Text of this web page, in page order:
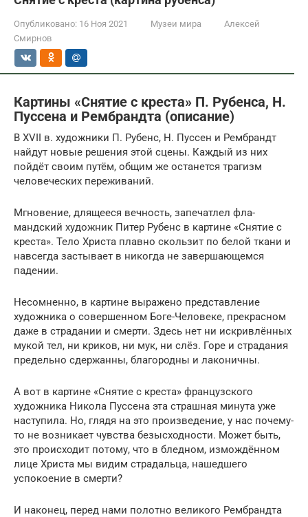
Опубликовано: 16 Ноя 2021 Музеи мира
Алексей
Смирнов
Картины «Снятие с креста» П. Рубенса, Н.
Пуссена и Рембрандта (описание)
В XVII в. художники П. Рубенс, Н. Пуссен и Рем­брандт
найдут новые решения этой сцены. Каждый из них
пойдёт своим путём, общим же останется трагизм
человеческих переживаний.
Мгновение, длящееся вечность, запечатлел фла­
мандский художник Питер Рубенс в картине «Снятие с
креста». Тело Христа плавно скользит по белой тка­ни и
навсегда застывает в никогда не завершающемся
падении.
Несомненно, в картине выражено представление
художника о совершенном Боге-Человеке, прекрасном
даже в страдании и смерти. Здесь нет ни искривлён­ных
мукой тел, ни криков, ни мук, ни слёз. Горе и стра­дания
предельно сдержанны, благородны и лаконич­ны.
А вот в картине «Снятие с креста» французского
художника Никола Пуссена эта страшная минута уже
наступила. Но, глядя на это произведение, у нас почему-
то не возникает чувства безысходности. Может быть,
это происходит потому, что в бледном, измож­дённом
лице Христа мы видим страдальца, нашедшего
успокоение в смерти?
И наконец, перед нами полотно великого Рембранд­та